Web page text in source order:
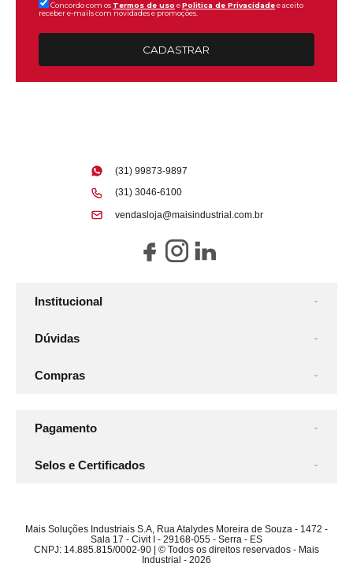
Concordo com os Termos de uso ePolitica de Privacidadee aceito
receber e-mails com novidades e promoções.
CADASTRAR
Institucional
Dúvidas
Compras
(31) 99873-9897
(31) 3046-6100
vendasloja@maisindustrial.com.br
Pagamento
Selos e Certificados
Mais Soluções Industriais S.A, Rua Atalydes Moreira de Souza - 1472 -
Sala 17 - Civit I - 29168-055 - Serra - ES
CNPJ: 14.885.815/0002-90 | © Todos os direitos reservados - Mais
Industrial - 2026